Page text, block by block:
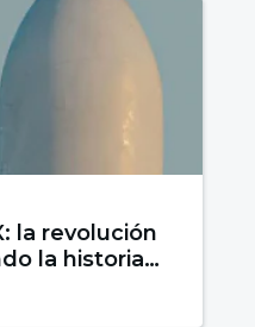
la revolución
la historia